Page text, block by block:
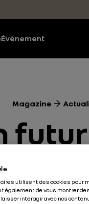
Évènement
Magazine
Concept Car
utilisent des cookies pour
également de vous montrer
interagir avec nos